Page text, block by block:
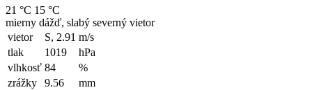
21 °C 15 °C
mierny dážď, slabý severný vietor
vietor
S, 2.91 m/s
tlak
1019
hPa
vlhkosť 84
%
zrážky
9.56
mm